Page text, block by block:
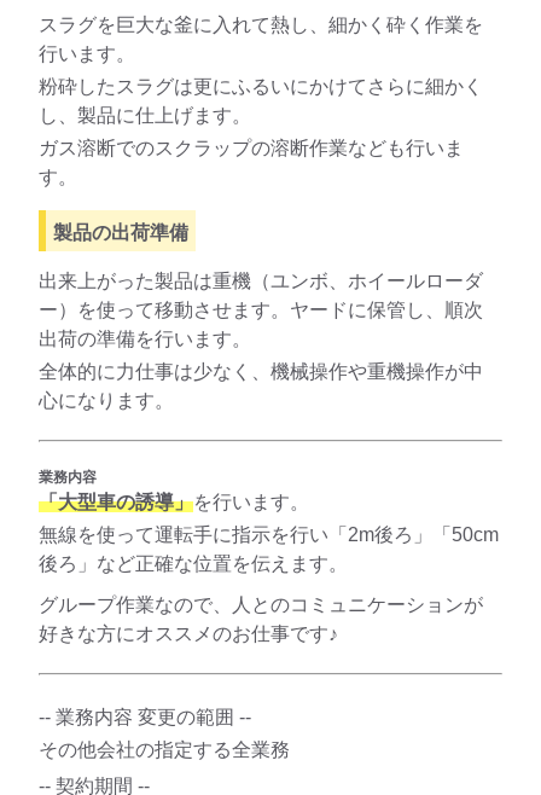
スラグを巨大な釜に入れて熱し、細かく砕く作業を
行います。
粉砕したスラグは更にふるいにかけてさらに細かく
し、製品に仕上げます。
ガス溶断でのスクラップの溶断作業なども行いま
す。
製品の出荷準備
出来上がった製品は重機（ユンボ、ホイールローダ
ー）を使って移動させます。ヤードに保管し、順次
出荷の準備を行います。
全体的に力仕事は少なく、機械操作や重機操作が中
心になります。
業務内容
「大型車の誘導」を行います。
無線を使って運転手に指示を行い「2m後ろ」「50cm
後ろ」など正確な位置を伝えます。
グループ作業なので、人とのコミュニケーションが
好きな方にオススメのお仕事です♪
-- 業務内容 変更の範囲 --
その他会社の指定する全業務
-- 契約期間 --